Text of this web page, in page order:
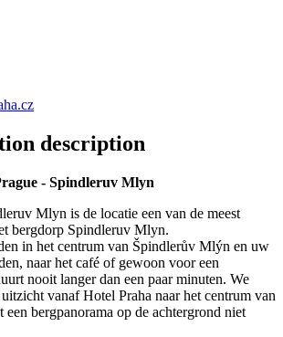
description
- Spindleruv Mlyn
Mlyn is de locatie een van de meest
bergdorp Spindleruv Mlyn.
in het centrum van Špindlerův Mlýn en uw
naar het café of gewoon voor een
nooit langer dan een paar minuten. We
vanaf Hotel Praha naar het centrum van
bergpanorama op de achtergrond niet